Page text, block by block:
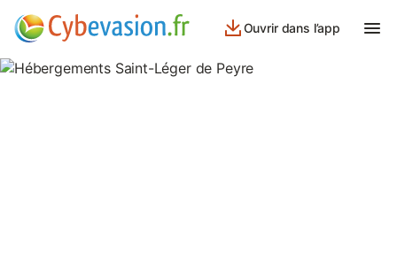
Ouvrir dans l’app